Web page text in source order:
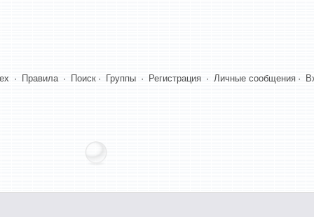
· Правила · Поиск · Группы · Регистрация · Личные сообщения ·